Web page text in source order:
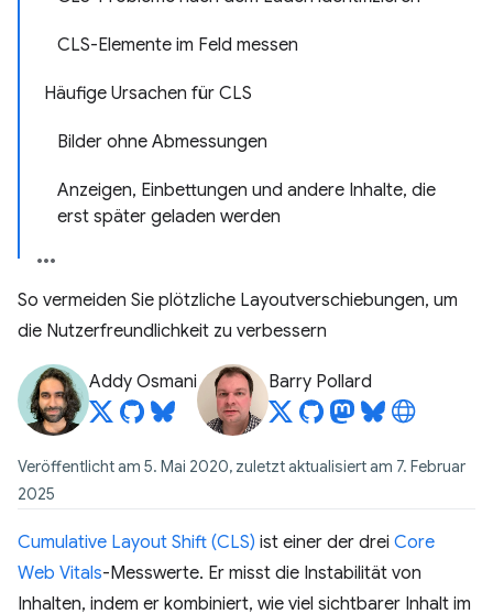
CLS-Elemente im Feld messen
Häufige Ursachen für CLS
Bilder ohne Abmessungen
Anzeigen, Einbettungen und andere Inhalte, die
erst später geladen werden
So vermeiden Sie plötzliche Layoutverschiebungen, um
die Nutzerfreundlichkeit zu verbessern
Addy Osmani Barry Pollard
Veröffentlicht am 5. Mai 2020, zuletzt aktualisiert am 7. Februar
2025
Cumulative Layout Shift (CLS) ist einer der drei Core
Web Vitals-Messwerte. Er misst die Instabilität von
Inhalten, indem er kombiniert, wie viel sichtbarer Inhalt im